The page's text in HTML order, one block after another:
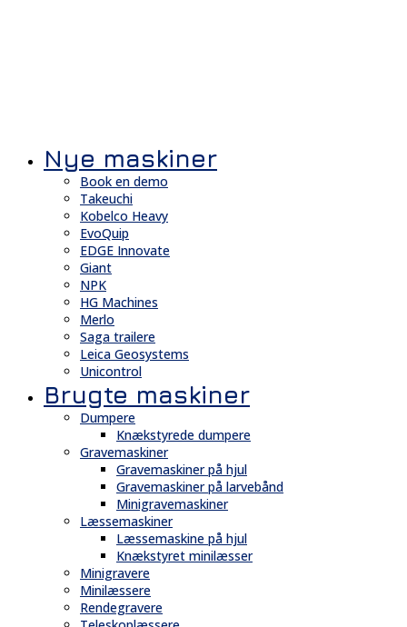
Nye maskiner
Book en demo
Takeuchi
Kobelco Heavy
EvoQuip
EDGE Innovate
Giant
NPK
HG Machines
Merlo
Saga trailere
Leica Geosystems
Unicontrol
Brugte maskiner
Dumpere
Knækstyrede dumpere
Gravemaskiner
Gravemaskiner på hjul
Gravemaskiner på larvebånd
Minigravemaskiner
Læssemaskiner
Læssemaskine på hjul
Knækstyret minilæsser
Minigravere
Minilæssere
Rendegravere